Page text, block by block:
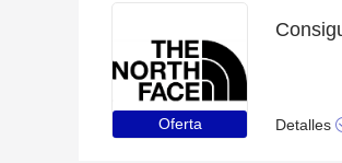
Oferta Detalles